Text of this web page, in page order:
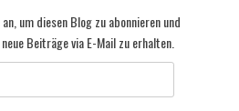
um diesen Blog zu abonnieren und
Beiträge via E-Mail zu erhalten.